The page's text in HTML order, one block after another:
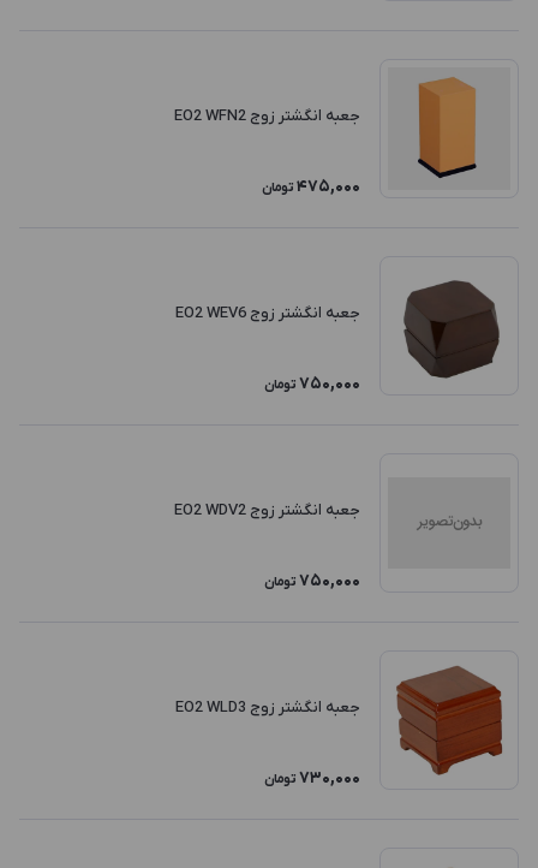
جعبه انگشتر زوج EO2 WFN2
475,000 تومان
جعبه انگشتر زوج EO2 WEV6
750,000 تومان
جعبه انگشتر زوج EO2 WDV2
750,000 تومان
جعبه انگشتر زوج EO2 WLD3
730,000 تومان